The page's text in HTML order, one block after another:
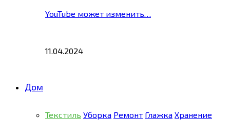
YouTube может изменить…
11.04.2024
Дом
Текстиль Уборка Ремонт Глажка Хранение